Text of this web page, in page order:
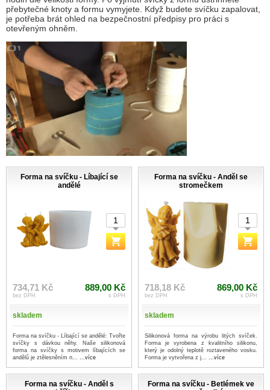
přebytečné knoty a formu vymyjete. Když budete svíčku zapalovat,
je potřeba brát ohled na bezpečnostní předpisy pro práci s
otevřeným ohněm.
Forma na svíčku - Líbající se
andělé
734,71 Kč
bez DPH
889,00 Kč
s DPH
skladem
Forma na svíčku - Líbající se andělé: Tvořte
svíčky s dávkou něhy. Naše silikonová
forma na svíčky s motivem líbajících se
andělů je ztělesněním n... ...více
Forma na svíčku - Anděl se
stromečkem
718,18 Kč
bez DPH
869,00 Kč
s DPH
skladem
Silikonová forma na výrobu litých svíček.
Forma je vyrobena z kvalitního silikonu,
který je odolný teplotě roztaveného vosku.
Forma je vytvořena z j... ...více
Forma na svíčku - Anděl s
Forma na svíčku - Betlémek ve